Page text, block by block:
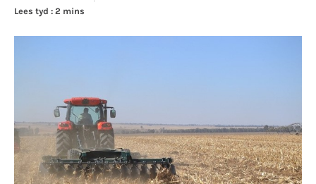
Lees tyd